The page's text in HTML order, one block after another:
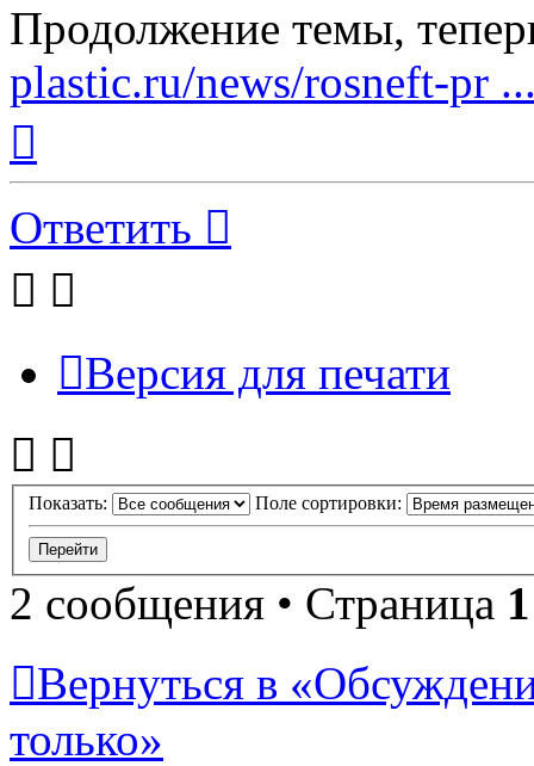
Продолжение темы,
plastic.ru/news/rosneft-pr
началу
Ответить
Версия для печати
Показать: Поле сортировки:
2 сообщения • Страница 1
Вернуться в
только»